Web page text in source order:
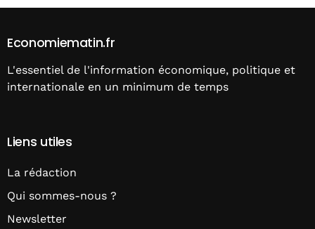
Economiematin.fr
L'essentiel de l'information économique, politique et
internationale en un minimum de temps
Liens utiles
La rédaction
Qui sommes-nous ?
Newsletter